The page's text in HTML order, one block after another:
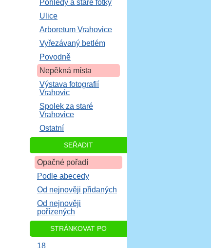
Pohledy a staré fotky
Ulice
Arboretum Vrahovice
Vyřezávaný betlém
Povodně
Nepěkná místa
Výstava fotografií
Vrahovic
Spolek za staré
Vrahovice
Ostatní
SEŘADIT
Opačné pořadí
Podle abecedy
Od nejnověji přidaných
Od nejnověji
pořízených
STRÁNKOVAT PO
18